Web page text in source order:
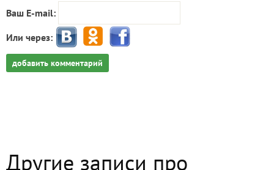
Ваш E-mail:
Или через:
добавить комментарий
Другие записи про